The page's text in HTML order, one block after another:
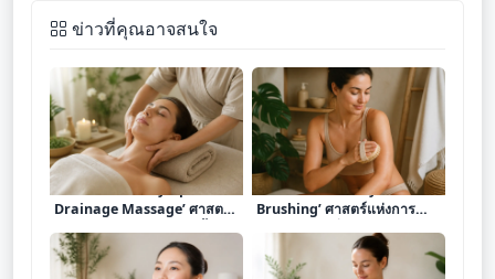
ข่าวที่คุณอาจสนใจ
เจาะลึก ‘การทำ Lymphatic
Drainage Massage’ ศาสตร์
แห่งการนวดกระตุ้นต่อมน้ำ
เหลืองเพื่อขจัดสารพิษและฟื้นฟู
ระบบภูมิคุ้มกัน
เจาะลึก ‘การทำ Dry
Brushing’ ศาสตร์แห่งการ
แปรงผิวแห้งเพื่อกระตุ้นระบบ
ไหลเวียนและฟื้นฟูผิวพรรณ